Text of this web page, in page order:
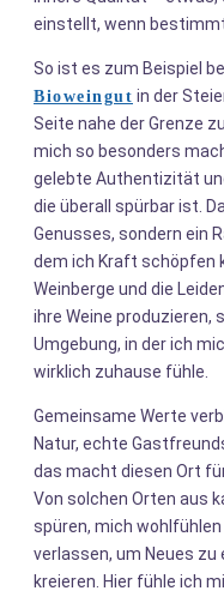
einstellt, wenn
So ist es zum Beispiel
Bioweingut in der
Seite nahe der Grenze zu
mich so besonders
gelebte Authentizität
die überall spürbar ist.
Genusses, sondern ein
dem ich Kraft schöpfen
Weinberge und die
ihre Weine produzieren,
Umgebung, in der ich
wirklich zuhause fühle.
Gemeinsame Werte
Natur, echte
das macht diesen Ort
Von solchen Orten aus
spüren, mich
verlassen, um Neues zu
kreieren. Hier fühle ich